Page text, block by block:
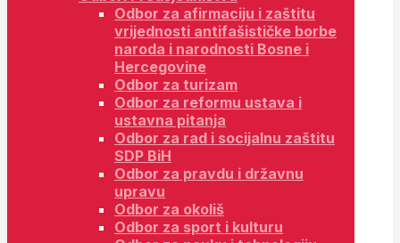
Odbor za afirmaciju i zaštitu
vrijednosti antifašističke borbe
naroda i narodnosti Bosne i
Hercegovine
Odbor za turizam
Odbor za reformu ustava i
ustavna pitanja
Odbor za rad i socijalnu zaštitu
SDP BiH
Odbor za pravdu i državnu
upravu
Odbor za okoliš
Odbor za sport i kulturu